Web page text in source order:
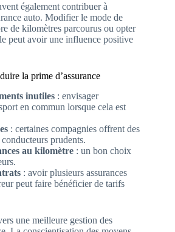
également contribuer à
auto. Modifier le mode de
de kilomètres parcourus ou opter
peut avoir une influence positive
la prime d’assurance
inutiles : envisager
en commun lorsque cela est
: certaines compagnies offrent des
prudents.
au kilomètre : un bon choix
: avoir plusieurs assurances
peut faire bénéficier de tarifs
une meilleure gestion des